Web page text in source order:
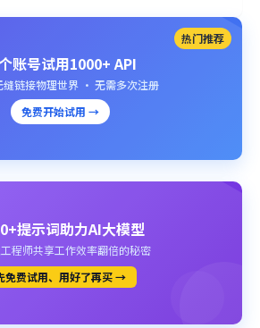
热门推荐
账号试用1000+ API
缝链接物理世界 · 无需多次注册
免费开始试用 →
提示词助力AI大模型
程师共享工作效率翻倍的秘密
免费试用、用好了再买 →